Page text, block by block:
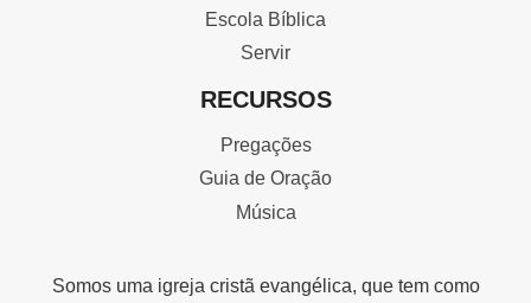
Escola Bíblica
Servir
RECURSOS
Pregações
Guia de Oração
Música
Somos uma igreja cristã evangélica, que tem como